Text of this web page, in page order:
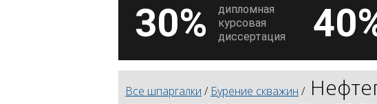
30%
дипломная
курсовая
диссертация
Все шпаргалки / Бурение скважин /